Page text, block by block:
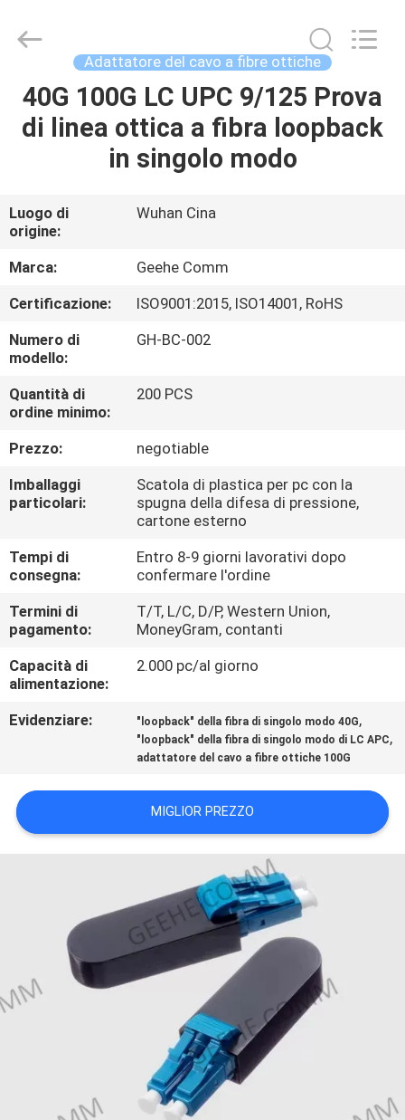
CASA
PRODOTTI
CIRCA
NOI
GIRO
DELLA
FABBRICA
CONTROLLO
DI
QUALITÀ
CASI
MAPPA
PRIVACY
Optical
Communication
Reserved.
Developed
ECER
Adattatore del cavo a fibre ottiche
40G 100G LC UPC 9/125 Prova
di linea ottica a fibra loopback
in singolo modo
Luogo di
origine:
Wuhan Cina
Marca:
Geehe Comm
Certificazione:
ISO9001:2015, ISO14001, RoHS
Numero di
modello:
GH-BC-002
Quantità di
ordine minimo:
200 PCS
Prezzo:
negotiable
Imballaggi
particolari:
Scatola di plastica per pc con la
spugna della difesa di pressione,
cartone esterno
Tempi di
consegna:
Entro 8-9 giorni lavorativi dopo
confermare l'ordine
Termini di
pagamento:
T/T, L/C, D/P, Western Union,
MoneyGram, contanti
Capacità di
alimentazione:
2.000 pc/al giorno
Evidenziare: "loopback" della fibra di singolo modo 40G,
"loopback" della fibra di singolo modo di LC APC,
adattatore del cavo a fibre ottiche 100G
MIGLIOR PREZZO